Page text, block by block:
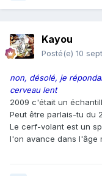
Kayou
Posté(e) 10
non, désolé, je
cerveau lent
2009 c'était un
Peut être parlais-tu du
Le cerf-volant est un
l'on avance dans l'âge